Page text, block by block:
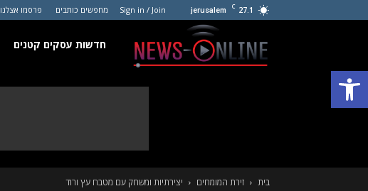
פתח סרגל נגישות
27.1
C
jerusalem
Sign in / Join מחפשים כותבים פרסמו אצלנו
חדשות
חדשות עסקים קטנים
בית זירת המומחים יצירתיות ומשחק עם מטבח עץ ורוד